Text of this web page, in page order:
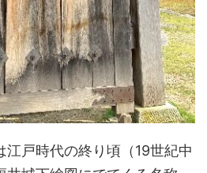
江戸時代の終り頃（19世紀中